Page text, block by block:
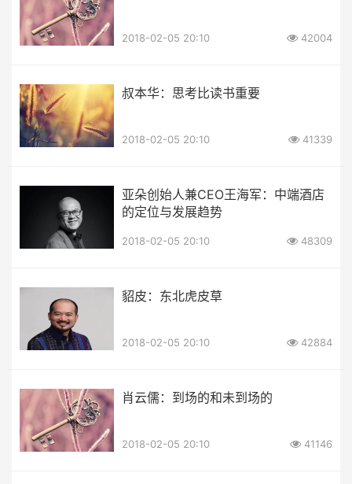
2018-02-05 20:10 42004
叔本华：思考比读书重要
2018-02-05 20:10 41339
亚朵创始人兼CEO王海军：中端酒店
的定位与发展趋势
2018-02-05 20:10 48309
貂皮：东北虎皮草
2018-02-05 20:10 42884
肖云儒：到场的和未到场的
2018-02-05 20:10 41146